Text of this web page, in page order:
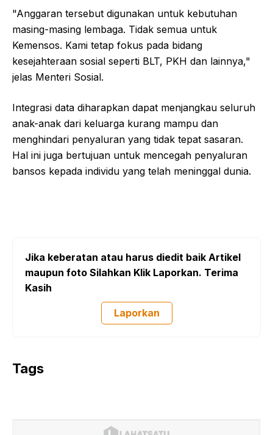
"Anggaran tersebut digunakan untuk kebutuhan
masing-masing lembaga. Tidak semua untuk
Kemensos. Kami tetap fokus pada bidang
kesejahteraan sosial seperti BLT, PKH dan lainnya,"
jelas Menteri Sosial.
Integrasi data diharapkan dapat menjangkau seluruh
anak-anak dari keluarga kurang mampu dan
menghindari penyaluran yang tidak tepat sasaran.
Hal ini juga bertujuan untuk mencegah penyaluran
bansos kepada individu yang telah meninggal dunia.
Jika keberatan atau harus diedit baik Artikel
maupun foto Silahkan Klik Laporkan. Terima
Kasih
Laporkan
Tags